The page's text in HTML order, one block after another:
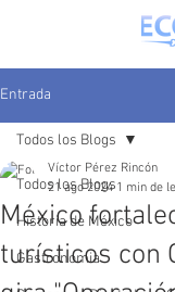
Entrada
Todos los Blogs
Historia de México
Gastronomia
Todos los Blogs
México
turísticos con
Víctor Pérez Rincón
21 ago 2024 1 min de